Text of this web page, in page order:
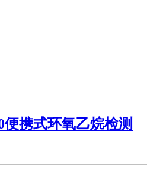
便携式环氧乙烷检测